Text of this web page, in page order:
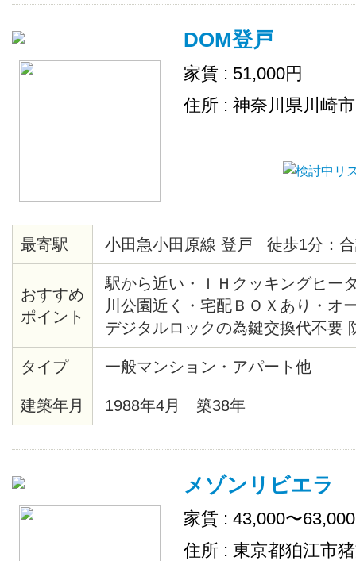
DOM登戸
家賃 : 51,000円
住所 : 神奈川県川崎
最寄駅 小田急小田原線 登戸 徒歩1分：
おすすめ
ポイント
駅から近い・ＩＨクッキングヒー
川公園近く・宅配ＢＯＸあり・オ
デジタルロックの為鍵交換代不要
タイプ 一般マンション・アパート他
建築年月 1988年4月 築38年
メゾンリビエラ
家賃 : 43,000〜
住所 : 東京都狛江市